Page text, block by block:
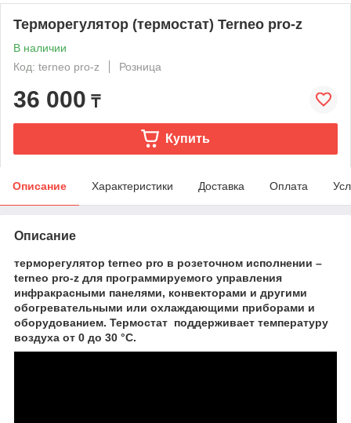
Терморегулятор (термостат) Terneo pro-z
В наличии
Код: terneo pro-z
Розница
36 000 ₸
Купить
Описание Характеристики Доставка Оплата
Описание
терморегулятор terneo pro в розеточном исполнении –
terneo pro-z для программируемого управления
инфракрасными панелями, конвекторами и другими
обогревательными или охлаждающими приборами и
оборудованием. Термостат поддерживает температуру
воздуха от 0 до 30 °С.